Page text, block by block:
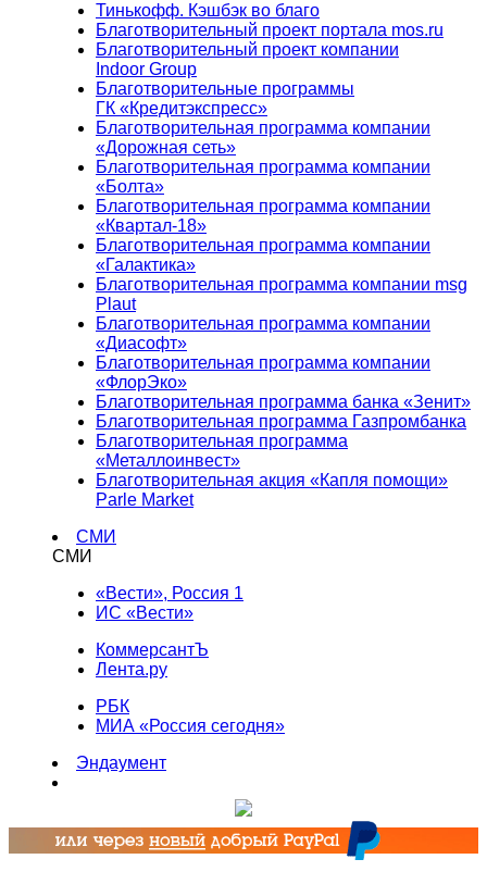
Тинькофф. Кэшбэк во благо
Благотворительный проект портала mos.ru
Благотворительный проект компании
Indoor Group
Благотворительные программы
ГК «Кредитэкспресс»
Благотворительная программа компании
«Дорожная сеть»
Благотворительная программа компании
«Болта»
Благотворительная программа компании
«Квартал-18»
Благотворительная программа компании
«Галактика»
Благотворительная программа компании msg
Plaut
Благотворительная программа компании
«Диасофт»
Благотворительная программа компании
«ФлорЭко»
Благотворительная программа банка «Зенит»
Благотворительная программа Газпромбанка
Благотворительная программа
«Металлоинвест»
Благотворительная акция «Капля помощи»
Parle Market
СМИ
СМИ
«Вести», Россия 1
ИС «Вести»
КоммерсантЪ
Лента.ру
РБК
МИА «Россия сегодня»
Эндаумент